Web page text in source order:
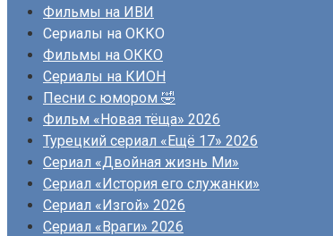
Фильмы на ИВИ
Сериалы на ОККО
Фильмы на ОККО
Сериалы на КИОН
Песни с юмором 🤣
Фильм «Новая тёща» 2026
Турецкий сериал «Ещё 17» 2026
Сериал «Двойная жизнь Ми»
Сериал «История его служанки»
Сериал «Изгой» 2026
Сериал «Враги» 2026